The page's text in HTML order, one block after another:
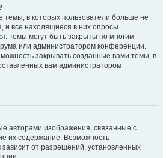
в которых пользователи больше не
и все находящиеся в них опросы
Темы могут быть закрыты по многим
или администратором конференции.
закрывать созданные вами темы, в
вам администратором
авторами изображения, связанные с
их содержание. Возможность
зависит от разрешений, установленных